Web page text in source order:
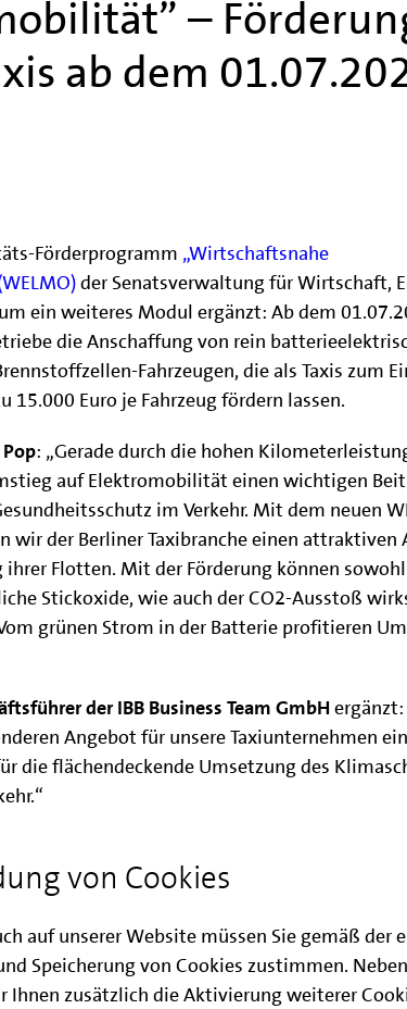
von Cookies
auf unserer Website müssen Sie gemäß
Speicherung von Cookies zustimmen.
Ihnen zusätzlich die Aktivierung weiterer
–
ab dem
Förderprogramm „Wirtschaftsnahe
der Senatsverwaltung für Wirtschaft,
ein weiteres Modul ergänzt: Ab dem
die Anschaffung von rein
Fahrzeugen, die als Taxis zum
15.000 Euro je Fahrzeug fördern lassen.
: „Gerade durch die hohen
auf Elektromobilität einen wichtigen
im Verkehr. Mit dem neuen
wir der Berliner Taxibranche einen attraktiven
Flotten. Mit der Förderung können sowohl
Stickoxide, wie auch der CO2-Ausstoß
grünen Strom in der Batterie profitieren
der IBB Business Team GmbHergänzt:
Angebot für unsere Taxiunternehmen
die flächendeckende Umsetzung des
Daseinsvorsorge und garantieren durch die
zum Förderprogramm finden Sie hier:www.ibb-
welmo